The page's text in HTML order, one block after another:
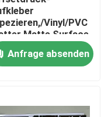
Vinyl/PVC
Matte Surface
Anfrage absenden